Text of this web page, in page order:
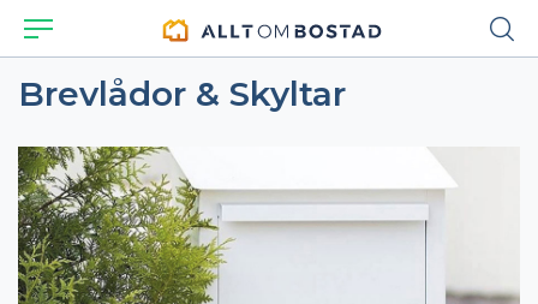
Brevlådor & Skyltar